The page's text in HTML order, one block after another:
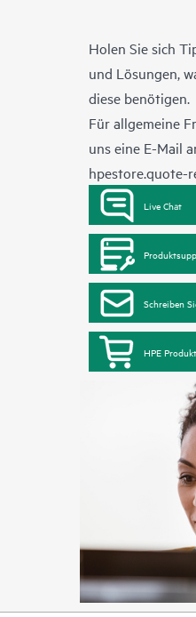
Holen Sie sich
und Lösungen,
diese benötigen.
Für allgemeine
uns eine E-Mail
hpestore.quote-
Live Chat
Schreiben
HPE